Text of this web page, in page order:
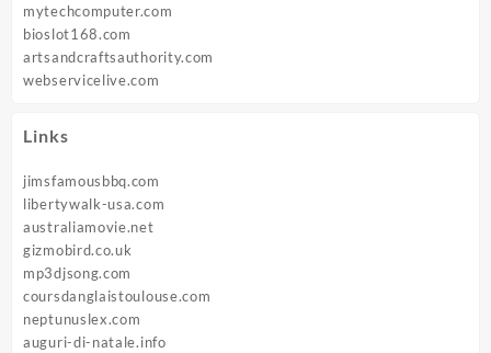
mytechcomputer.com
bioslot168.com
artsandcraftsauthority.com
webservicelive.com
Links
jimsfamousbbq.com
libertywalk-usa.com
australiamovie.net
gizmobird.co.uk
mp3djsong.com
coursdanglaistoulouse.com
neptunuslex.com
auguri-di-natale.info